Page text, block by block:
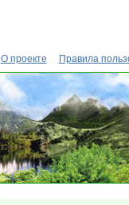
О проекте Правила